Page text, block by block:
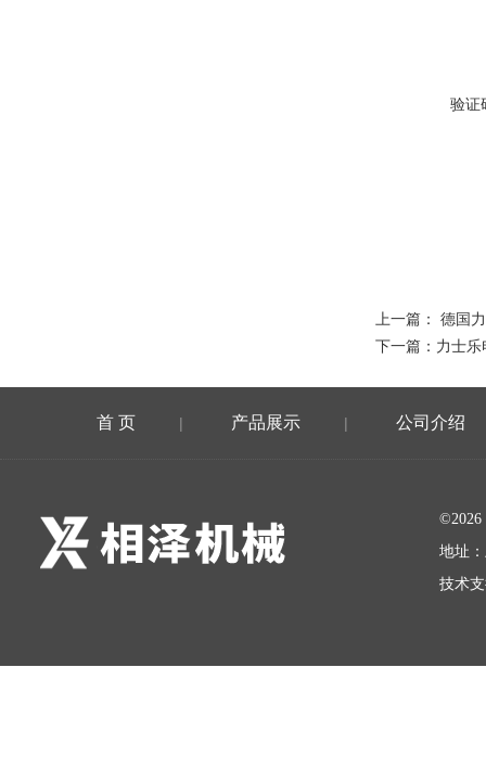
验证
上一篇： 德国
下一篇： 力士乐
首 页 | 产品展示 | 公司介绍
地址
技术